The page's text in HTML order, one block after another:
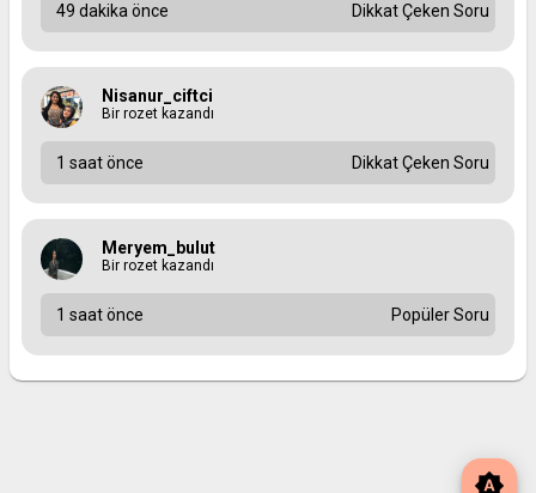
brightness_auto
49 dakika önce Dikkat Çeken Soru
Nisanur_ciftci
Bir rozet kazandı
1 saat önce Dikkat Çeken Soru
Meryem_bulut
Bir rozet kazandı
1 saat önce Popüler Soru